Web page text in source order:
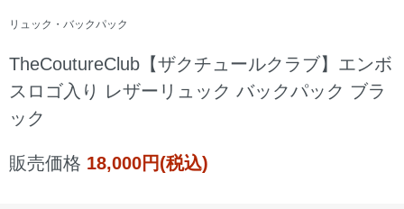
リュック・バックパック
TheCoutureClub【ザクチュールクラブ】エンボ
スロゴ入り レザーリュック バックパック ブラ
ック
販売価格 18,000円(税込)